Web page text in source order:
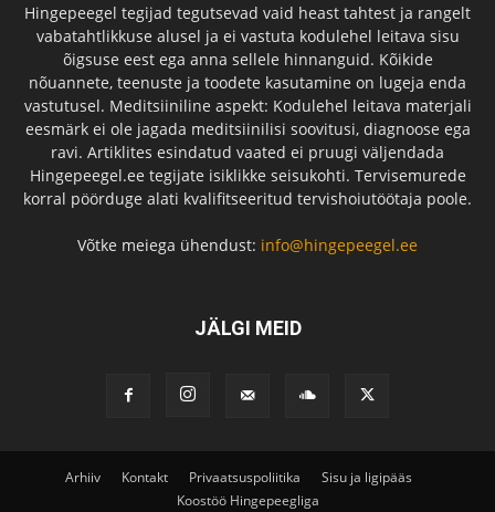
Hingepeegel tegijad tegutsevad vaid heast tahtest ja rangelt
vabatahtlikkuse alusel ja ei vastuta kodulehel leitava sisu
õigsuse eest ega anna sellele hinnanguid. Kõikide
nõuannete, teenuste ja toodete kasutamine on lugeja enda
vastutusel. Meditsiiniline aspekt: Kodulehel leitava materjali
eesmärk ei ole jagada meditsiinilisi soovitusi, diagnoose ega
ravi. Artiklites esindatud vaated ei pruugi väljendada
Hingepeegel.ee tegijate isiklikke seisukohti. Tervisemurede
korral pöörduge alati kvalifitseeritud tervishoiutöötaja poole.
Võtke meiega ühendust: info@hingepeegel.ee
JÄLGI MEID
Arhiiv Kontakt Privaatsuspoliitika
Sisu ja ligipääs
Koostöö Hingepeegliga